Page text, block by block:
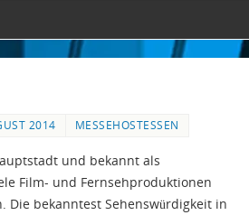
2014 MESSEHOSTESSEN
und bekannt als
Film- und Fernsehproduktionen
Die bekanntest Sehenswürdigkeit in